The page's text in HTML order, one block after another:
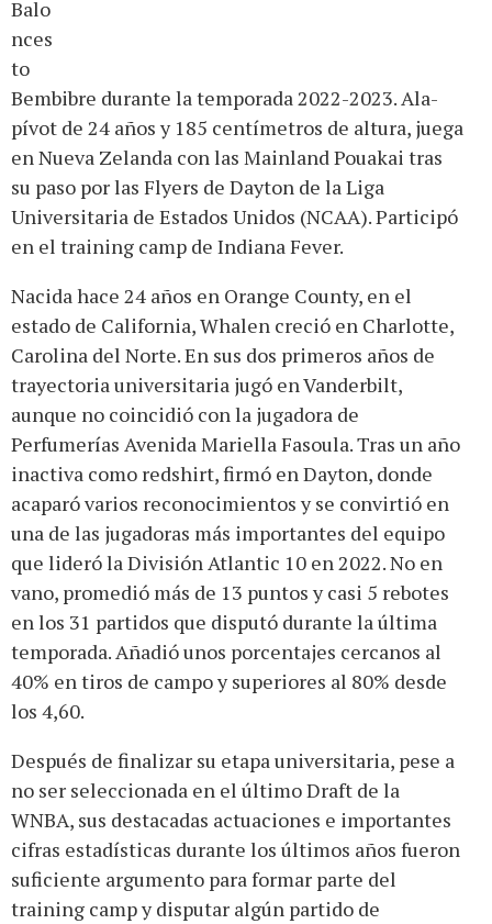
Balo
nces
to
Bembibre durante la temporada 2022-2023. Ala-
pívot de 24 años y 185 centímetros de altura, juega
en Nueva Zelanda con las Mainland Pouakai tras
su paso por las Flyers de Dayton de la Liga
Universitaria de Estados Unidos (NCAA). Participó
en el training camp de Indiana Fever.
Nacida hace 24 años en Orange County, en el
estado de California, Whalen creció en Charlotte,
Carolina del Norte. En sus dos primeros años de
trayectoria universitaria jugó en Vanderbilt,
aunque no coincidió con la jugadora de
Perfumerías Avenida Mariella Fasoula. Tras un año
inactiva como redshirt, firmó en Dayton, donde
acaparó varios reconocimientos y se convirtió en
una de las jugadoras más importantes del equipo
que lideró la División Atlantic 10 en 2022. No en
vano, promedió más de 13 puntos y casi 5 rebotes
en los 31 partidos que disputó durante la última
temporada. Añadió unos porcentajes cercanos al
40% en tiros de campo y superiores al 80% desde
los 4,60.
Después de finalizar su etapa universitaria, pese a
no ser seleccionada en el último Draft de la
WNBA, sus destacadas actuaciones e importantes
cifras estadísticas durante los últimos años fueron
suficiente argumento para formar parte del
training camp y disputar algún partido de